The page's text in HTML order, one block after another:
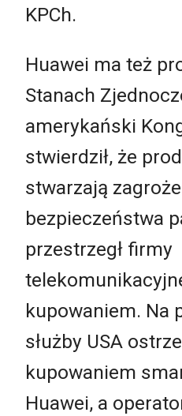
KPCh.
Huawei ma też
Stanach
amerykański
stwierdził, że
stwarzają
bezpieczeństwa
przestrzegł firmy
kupowaniem. Na
służby USA
kupowaniem
Huawei, a